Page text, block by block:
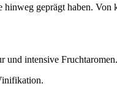
geprägt haben.
und intensive Fruchtaromen.